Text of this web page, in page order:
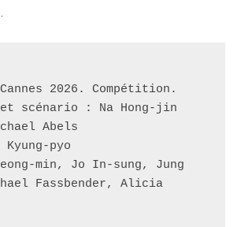
2026. Compétition.
scénario : Na Hong-jin
Abels
pyo
min, Jo In-sung, Jung
Fassbender, Alicia